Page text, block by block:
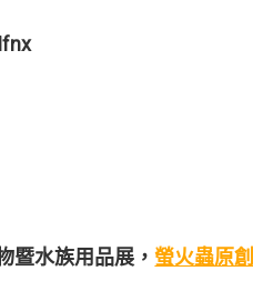
暨水族用品展，螢火蟲原